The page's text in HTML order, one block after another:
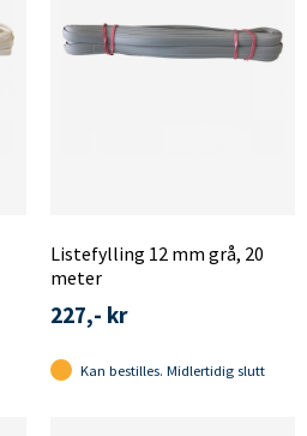
Listefylling 12 mm grå, 20
meter
227,- kr
Kan bestilles. Midlertidig slutt